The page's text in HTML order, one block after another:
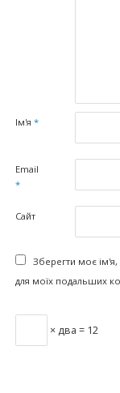
Ім'я *
Email
*
Сайт
Зберегти моє ім'я,
для моїх подальших
× два = 12